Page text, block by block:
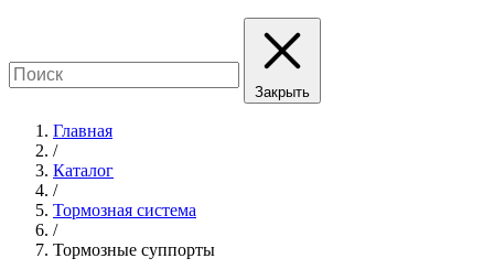
Закрыть
Главная
/
Каталог
/
Тормозная система
/
Тормозные суппорты